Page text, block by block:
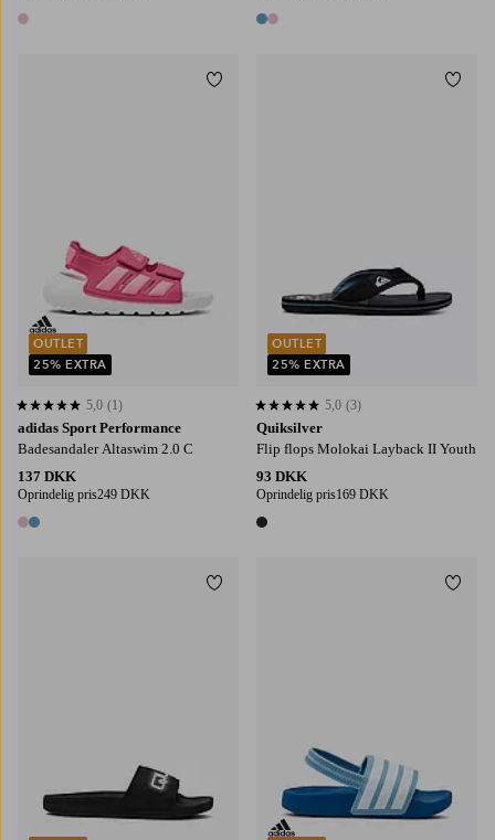
1 farve 2 farver
adidas Sport Performance
Badesandaler Altaswim 2.0 C
137 DKK
Oprindelig pris249 DKK
2 farver
5,0 baseret på 1 bedømmelser
5,0 (1)
OUTLET
25% EXTRA
Tilføj til favoritter
Quiksilver
Flip flops Molokai Layback II Youth
93 DKK
Oprindelig pris169 DKK
1 farve
5,0 baseret på 3 bedømmelser
5,0 (3)
OUTLET
25% EXTRA
Tilføj til favoritter